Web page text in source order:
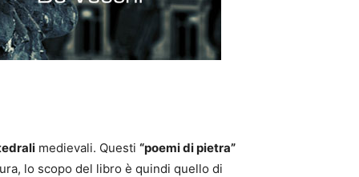
medievali. Questi “poemi di pietra”
lo scopo del libro è quindi quello di